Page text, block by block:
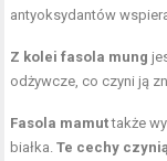
antyoksydantów
Z kolei fasola mung
odżywcze, co czyni ją
Fasola mamuttakże
białka.Te cechy